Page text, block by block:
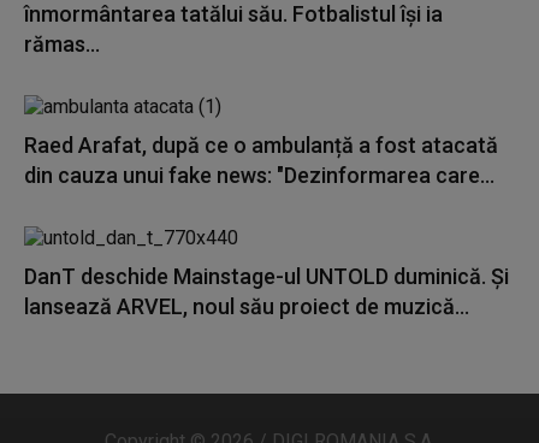
înmormântarea tatălui său. Fotbalistul își ia
rămas...
Raed Arafat, după ce o ambulanță a fost atacată
din cauza unui fake news: "Dezinformarea care...
DanT deschide Mainstage-ul UNTOLD duminică. Și
lansează ARVEL, noul său proiect de muzică...